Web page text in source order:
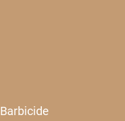
Barbicide